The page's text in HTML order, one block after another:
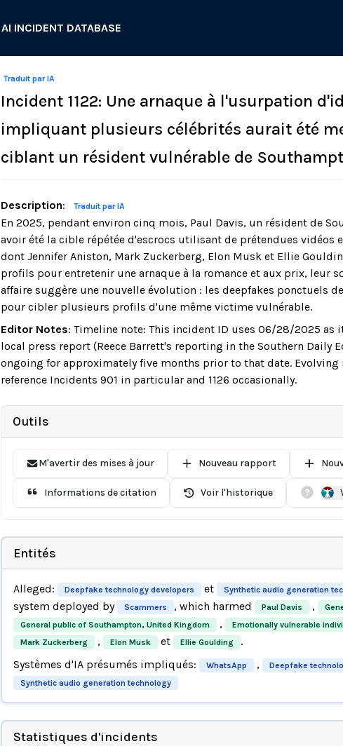
AI INCIDENT DATABASE
Traduit par IA
Incident 1122: Une arnaque à l'usurpation
impliquant plusieurs célébrités aurait été
ciblant un résident vulnérable de
Description: Traduit par IA
En 2025, pendant environ cinq mois, Paul Davis, un résident de
avoir été la cible répétée d'escrocs utilisant de prétendues vidéos
dont Jennifer Aniston, Mark Zuckerberg, Elon Musk et Ellie
profils pour entretenir une arnaque à la romance et aux prix, leur
affaire suggère une nouvelle évolution : les deepfakes ponctuels
pour cibler plusieurs profils d'une même victime vulnérable.
Editor Notes: Timeline note: This incident ID uses 06/28/2025
local press report (Reece Barrett's reporting in the Southern Daily
ongoing for approximately five months prior to that date.
reference Incidents 901 in particular and 1126 occasionally.
Outils
M'avertir des mises à jour Nouveau rapport
Informations de citation Voir l'historique
Entités
Alleged: Deepfake technology developers et Synthetic audio generation
system deployed by
Scammers , which harmed Paul Davis ,
General public of Southampton, United Kingdom , Emotionally vulnerable
Mark Zuckerberg , Elon Musk et Ellie Goulding
.
Systèmes d'IA présumés impliqués:
WhatsApp , Deepfake
Synthetic audio generation technology
Statistiques d'incidents